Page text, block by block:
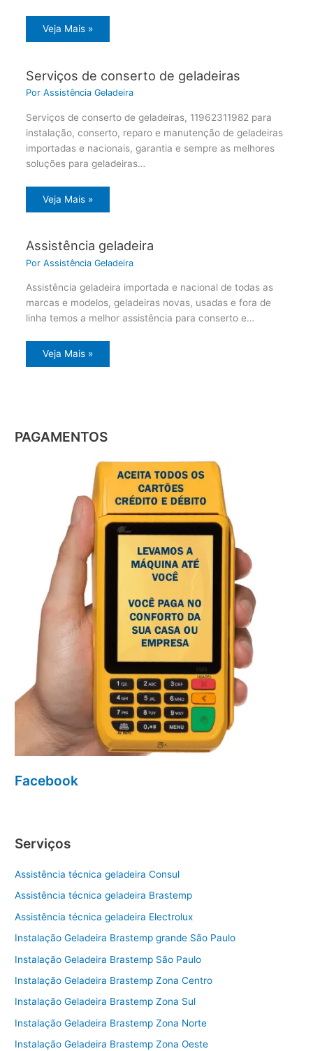
Veja Mais »
Serviços de conserto de geladeiras
Por Assistência Geladeira
Serviços de conserto de geladeiras, 11962311982 para
instalação, conserto, reparo e manutenção de geladeiras
importadas e nacionais, garantia e sempre as melhores
soluções para geladeiras…
Veja Mais »
Assistência geladeira
Por Assistência Geladeira
Assistência geladeira importada e nacional de todas as
marcas e modelos, geladeiras novas, usadas e fora de
linha temos a melhor assistência para conserto e…
Veja Mais »
PAGAMENTOS
Facebook
Serviços
Assistência técnica geladeira Consul
Assistência técnica geladeira Brastemp
Assistência técnica geladeira Electrolux
Instalação Geladeira Brastemp grande São Paulo
Instalação Geladeira Brastemp São Paulo
Instalação Geladeira Brastemp Zona Centro
Instalação Geladeira Brastemp Zona Sul
Instalação Geladeira Brastemp Zona Norte
Instalação Geladeira Brastemp Zona Oeste